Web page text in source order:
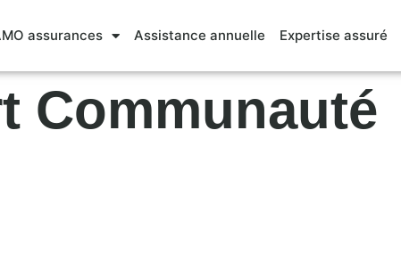
assurances Assistance annuelle Expertise assuré
Communauté